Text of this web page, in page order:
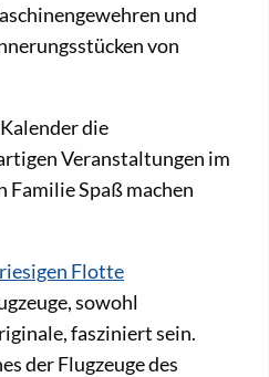
und
von
die
Veranstaltungen im
Familie Spaß machen
riesigen Flotte
sowohl
fasziniert sein.
der Flugzeuge des